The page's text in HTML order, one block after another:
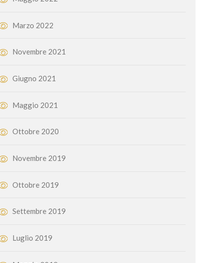
Marzo 2022
Novembre 2021
Giugno 2021
Maggio 2021
Ottobre 2020
Novembre 2019
Ottobre 2019
Settembre 2019
Luglio 2019